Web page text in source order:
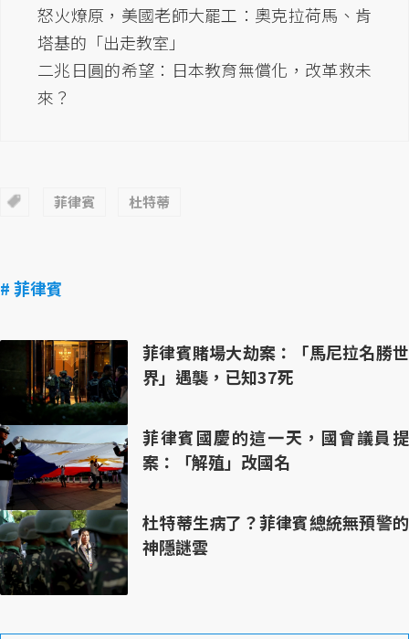
怒火燎原，美國老師大罷工：奧克拉荷馬、肯
塔基的「出走教室」
二兆日圓的希望：日本教育無償化，改革救未
來？
菲律賓 杜特蒂
# 菲律賓
菲律賓賭場大劫案：「馬尼拉名勝世
界」遇襲，已知37死
菲律賓國慶的這一天，國會議員提
案：「解殖」改國名
杜特蒂生病了？菲律賓總統無預警的
神隱謎雲